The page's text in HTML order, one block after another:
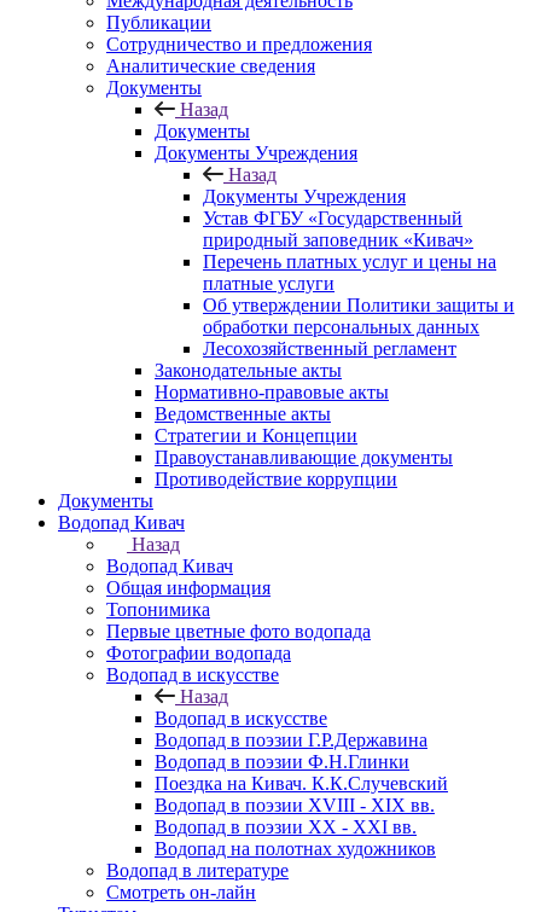
Публикации
Сотрудничество и предложения
Аналитические сведения
Документы
Назад
Документы
Документы Учреждения
Назад
Документы Учреждения
Устав ФГБУ «Государственный
природный заповедник «Кивач»
Перечень платных услуг и цены на
платные услуги
Об утверждении Политики защиты и
обработки персональных данных
Лесохозяйственный регламент
Законодательные акты
Нормативно-правовые акты
Ведомственные акты
Стратегии и Концепции
Правоустанавливающие документы
Противодействие коррупции
Документы
Водопад Кивач
Назад
Водопад Кивач
Общая информация
Топонимика
Первые цветные фото водопада
Фотографии водопада
Водопад в искусстве
Назад
Водопад в искусстве
Водопад в поэзии Г.Р.Державина
Водопад в поэзии Ф.Н.Глинки
Поездка на Кивач. К.К.Случевский
Водопад в поэзии XVIII - XIX вв.
Водопад в поэзии XX - XXI вв.
Водопад на полотнах художников
Водопад в литературе
Смотреть он-лайн